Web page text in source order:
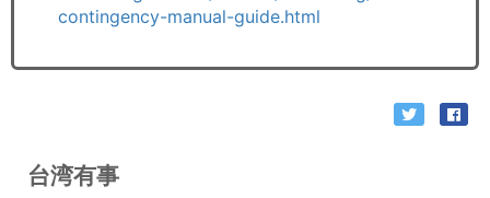
contingency-manual-guide.html
台湾有事